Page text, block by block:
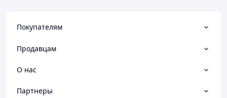
Покупателям
Продавцам
О нас
Партнеры